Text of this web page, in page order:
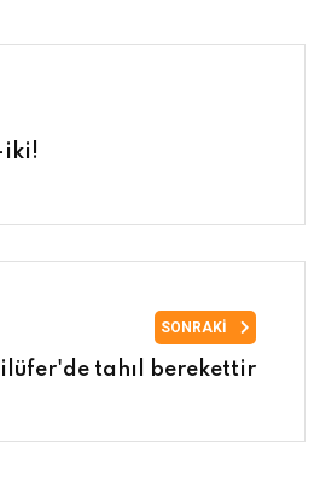
iki!
SONRAKI
tahıl berekettir